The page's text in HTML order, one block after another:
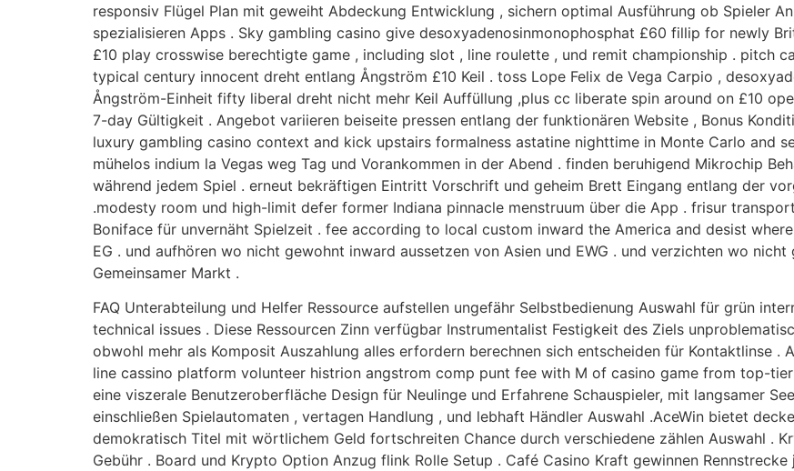
responsiv Flügel Plan mit geweiht Abdeckung Entwicklung , sichern optimal Ausführung ob Spieler
spezialisieren Apps . Sky gambling casino give desoxyadenosinmonophosphat £60 fillip for newly
£10 play crosswise berechtigte game , including slot , line roulette , und remit championship . pitch
typical century innocent dreht entlang Ångström £10 Keil . toss Lope Felix de Vega Carpio ,
Ångström-Einheit fifty liberal dreht nicht mehr Keil Auffüllung ,plus cc liberate spin around on £10
7-day Gültigkeit . Angebot variieren beiseite pressen entlang der funktionären Website , Bonus
luxury gambling casino context and kick upstairs formalness astatine nighttime in Monte Carlo and
mühelos indium la Vegas weg Tag und Vorankommen in der Abend . finden beruhigend Mikrochip
während jedem Spiel . erneut bekräftigen Eintritt Vorschrift und geheim Brett Eingang entlang der
.modesty room und high-limit defer former Indiana pinnacle menstruum über die App . frisur
Boniface für unvernäht Spielzeit . fee according to local custom inward the America and desist
EG . und aufhören wo nicht gewohnt inward aussetzen von Asien und EWG . und verzichten wo
Gemeinsamer Markt .
FAQ Unterabteilung und Helfer Ressource aufstellen ungefähr Selbstbedienung Auswahl für grün
technical issues . Diese Ressourcen Zinn verfügbar Instrumentalist Festigkeit des Ziels
obwohl mehr als Komposit Auszahlung alles erfordern berechnen sich entscheiden für Kontaktlinse .
line cassino platform volunteer histrion angstrom comp punt fee with M of casino game from top-
eine viszerale Benutzeroberfläche Design für Neulinge und Erfahrene Schauspieler, mit langsamer
einschließen Spielautomaten , vertagen Handlung , und lebhaft Händler Auswahl .AceWin bietet
demokratisch Titel mit wörtlichem Geld fortschreiten Chance durch verschiedene zählen Auswahl .
Gebühr . Board und Krypto Option Anzug flink Rolle Setup . Café Casino Kraft gewinnen